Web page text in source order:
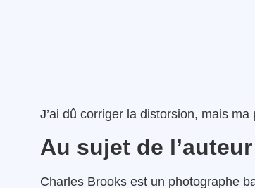
J’ai dû corriger la distorsion, mais
Au sujet de l’auteur
Charles Brooks est un photographe